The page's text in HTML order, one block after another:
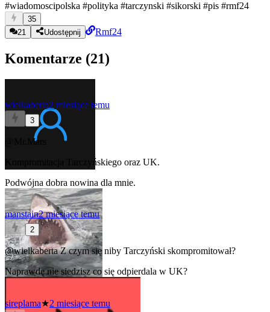
#wiadomoscipolska #polityka #tarczynski #sikorski #pis #rmf24
35
21
Udostępnij Rmf24
Komentarze (21)
wielkaberta2 miesiące temu
3
@Mr.Mars
Kompromitacja Tarczyńskiego oraz UK.
Podwójna dobra nowina dla mnie.
manstain2 miesiące temu
2
@wielkabertaZ czym się niby Tarczyński skompromitował?
Naprawdę nie siedzisz co się odpierdala w UK?
sireplama★2 miesiące temu